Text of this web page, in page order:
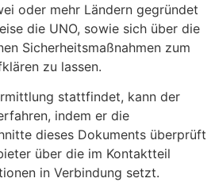
oder mehr Ländern gegründet
die UNO, sowie sich über die
Sicherheitsmaßnahmen zum
zu lassen.
stattfindet, kann der
indem er die
dieses Dokuments überprüft
über die im Kontaktteil
in Verbindung setzt.